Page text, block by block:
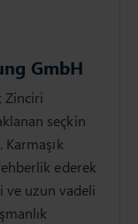
GmbH
Zinciri
seçkin
Karmaşık
ederek
ve uzun vadeli